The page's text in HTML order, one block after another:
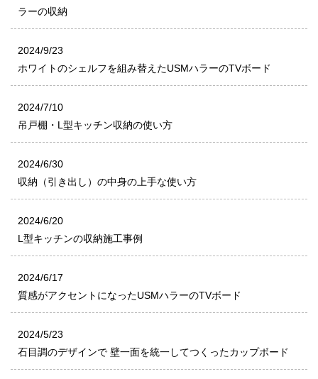
ラーの収納
2024/9/23
ホワイトのシェルフを組み替えたUSMハラーのTVボード
2024/7/10
吊戸棚・L型キッチン収納の使い方
2024/6/30
収納（引き出し）の中身の上手な使い方
2024/6/20
L型キッチンの収納施工事例
2024/6/17
質感がアクセントになったUSMハラーのTVボード
2024/5/23
石目調のデザインで 壁一面を統一してつくったカップボード